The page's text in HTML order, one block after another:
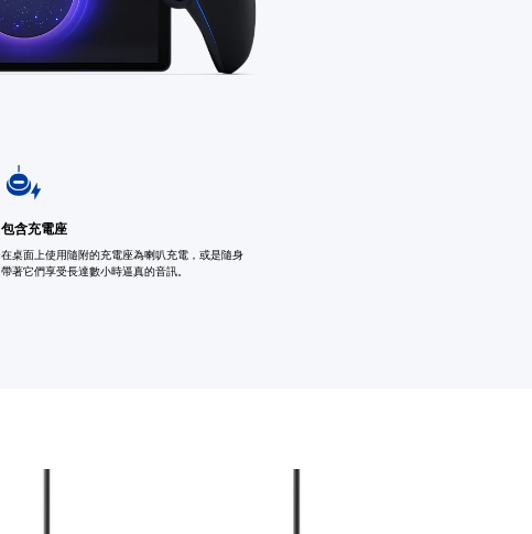
包含充電座
在桌面上使用隨附的充電座為喇叭充電，或是隨身
帶著它們享受長達數小時逼真的音訊。